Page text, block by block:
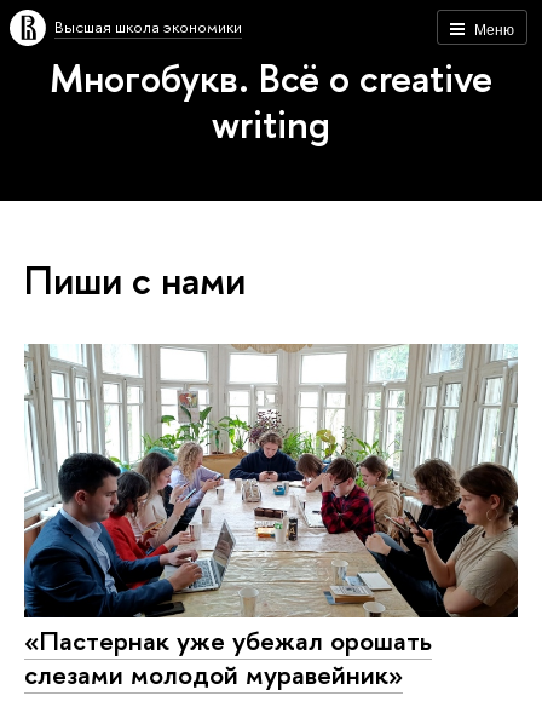
Меню
Высшая школа экономики
Многобукв. Всё о creative
writing
Пиши с нами
«Пастернак уже убежал орошать
слезами молодой муравейник»